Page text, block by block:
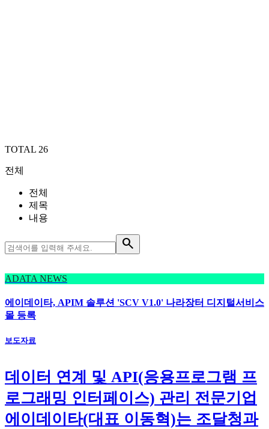
TOTAL 26
전체
전체
제목
내용
search
ADATA NEWS
에이데이타, APIM 솔루션 'SCV V1.0' 나라장터 디지털서비스
몰 등록
보도자료
데이터 연계 및 API(응용프로그램 프
로그래밍 인터페이스) 관리 전문기업
에이데이타(대표 이동혁)는 조달청과